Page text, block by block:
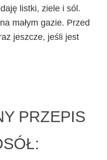
listki, ziele i sól.
małym gazie. Przed
jeszcze, jeśli jest
PRZEPIS